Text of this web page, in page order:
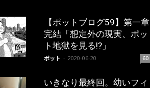
【ポットブログ59】第一章
完結「想定外の現実、ポッ
ト地獄を見る!?」
ポット - 2020-06-20 60
いきなり最終回。幼いフィ